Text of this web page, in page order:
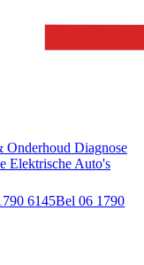
Onderhoud Diagnose
Elektrische Auto's
6145Bel 06 1790